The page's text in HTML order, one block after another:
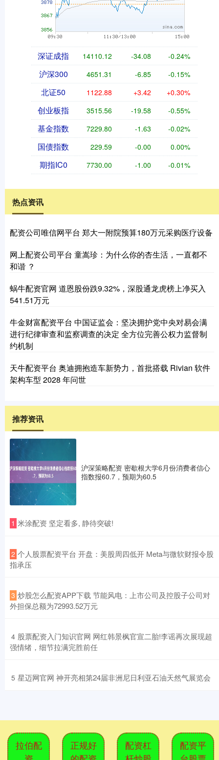
深证成指 14110.12 -34.08 -0.24%
沪深300 4651.31 -6.85 -0.15%
北证50 1122.88 +3.42 +0.30%
创业板指 3515.56 -19.58 -0.55%
基金指数 7229.80 -1.63 -0.02%
国债指数 229.59 -0.00 0.00%
期指IC0 7730.00 -1.00 -0.01%
热点资讯
配资公司唯信网平台 郑大一附院预算180万元采购医疗设备
网上配资公司平台 童嵩珍：为什么你的杏生活，一直都不
和谐 ？
蜗牛配资官网 道恩股份跌9.32%，深股通龙虎榜上净买入
541.51万元
牛金财富配资平台 中国证监会：坚决拥护党中央对易会满
进行纪律审查和监察调查的决定 全方位完善公权力监督制
约机制
天牛配资平台 奥迪拥抱造车新势力，首批搭载 Rivian 软件
架构车型 2028 年问世
推荐资讯
沪深策略配资 密歇根大学6月份消费者信心
指数报60.7，预期为60.5
1 ​米涂配资 坚定看多, 静待突破!
2 ​个人股票配资平台 开盘：美股周四低开 Meta与微软财报令股
指承压
3 ​炒股怎么配资APP下载 节能风电：上市公司及控股子公司对
外担保总额为72993.52万元
4 ​股票配资入门知识官网 网红韩景枫官宣二胎!李谣再次展现超
强情绪，细节拉满完胜前任
5 ​星迈网官网 神开亮相第24届非洲尼日利亚石油天然气展览会
拉伯配
正规好
配资杠
配资平